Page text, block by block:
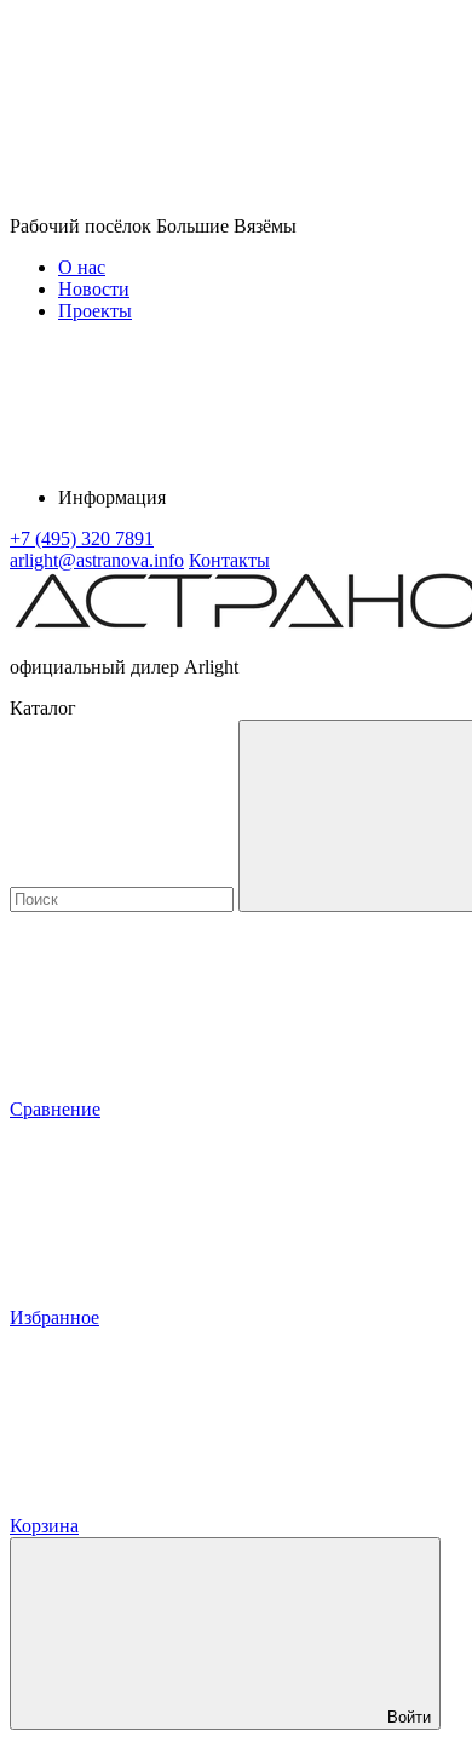
Рабочий посёлок Большие Вязёмы
О нас
Новости
Проекты
Информация
+7 (495) 320 7891
arlight@astranova.info Контакты
официальный дилер Arlight
Каталог
Сравнение
Избранное
Корзина
Войти